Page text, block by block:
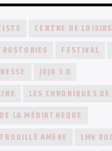
CENTRE DE LOISIRS
FESTIVAL
JOJO 3.0
LES CHRONIQUES DE
LA MÉDIATHÈQUE
AMÈRE
LMV